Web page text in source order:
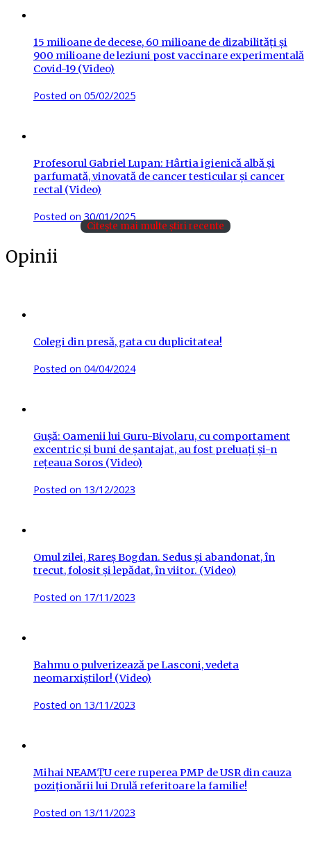
15 milioane de decese, 60 milioane de dizabilități și
900 milioane de leziuni post vaccinare experimentală
Covid-19 (Video)
Posted on 05/02/2025
Profesorul Gabriel Lupan: Hârtia igienică albă și
parfumată, vinovată de cancer testicular și cancer
rectal (Video)
Posted on30/01/2025
Citește mai multe știri recente
Opinii
Colegi din presă, gata cu duplicitatea!
Posted on 04/04/2024
Gușă: Oamenii lui Guru-Bivolaru, cu comportament
excentric și buni de șantajat, au fost preluați și-n
rețeaua Soros (Video)
Posted on 13/12/2023
Omul zilei, Rareș Bogdan. Sedus și abandonat, în
trecut, folosit și lepădat, în viitor. (Video)
Posted on 17/11/2023
Bahmu o pulverizează pe Lasconi, vedeta
neomarxiștilor! (Video)
Posted on 13/11/2023
Mihai NEAMȚU cere ruperea PMP de USR din cauza
poziționării lui Drulă referitoare la familie!
Posted on 13/11/2023